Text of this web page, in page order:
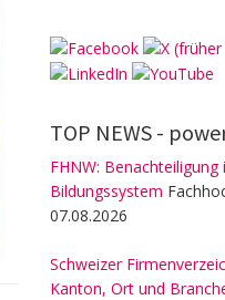
TOP NEWS -
FHNW: Benachteiligung
Bildungssystem
07.08.2026
Schweizer
Kanton, Ort und